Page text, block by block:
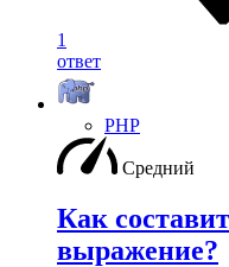
1
ответ
PHP
Средний
Как
выражение?